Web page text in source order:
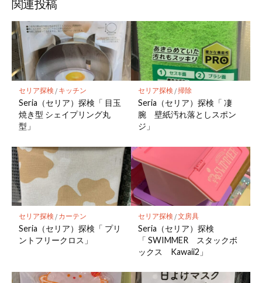
関連投稿
セリア探検 / キッチン
Seria（セリア）探検「 目玉
焼き型 シェイプリング丸
型」
セリア探検 /掃除
Seria（セリア）探検「 凄
腕 壁紙汚れ落としスポン
ジ」
セリア探検 / カーテン
Seria（セリア）探検「 プリ
ントフリークロス」
セリア探検 /文房具
Seria（セリア）探検
「 SWIMMER スタックボ
ックス Kawaii2」